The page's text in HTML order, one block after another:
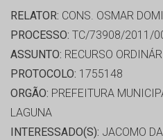
RELATOR: CONS. OSMAR
PROCESSO: TC/73908/2011/
ASSUNTO: RECURSO
PROTOCOLO: 1755148
ORGÃO: PREFEITURA
LAGUNA
INTERESSADO(S): JACOMO